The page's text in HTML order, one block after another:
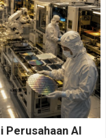
Perusahaan AI